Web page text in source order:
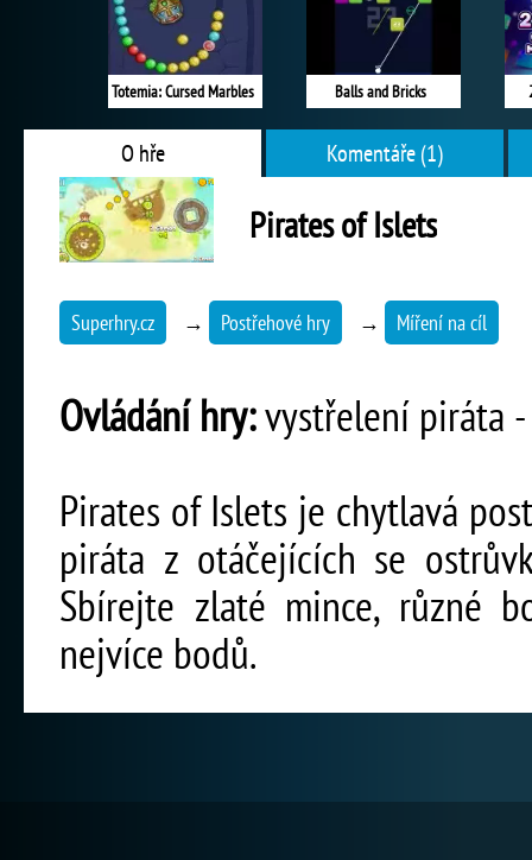
Totemia: Cursed Marbles Balls and Bricks
O hře Komentáře (1)
Pirates of Islets
Superhry.cz → Postřehové hry → Míření na cíl
Ovládání hry:vystřelení piráta
Pirates of Islets je chytlavá
piráta z otáčejících se
Sbírejte zlaté mince, různé
nejvíce bodů.